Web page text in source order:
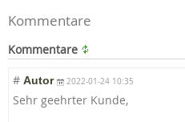
Kommentare
Kommentare
# Autor 2022-01-24 10:35
Sehr geehrter Kunde,